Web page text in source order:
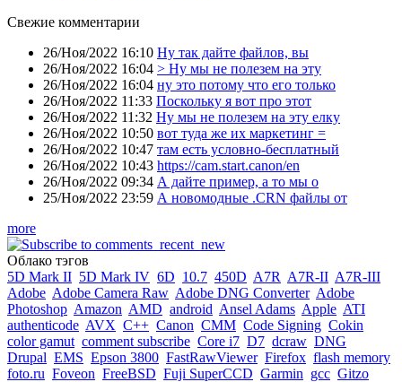
Свежие комментарии
26/Ноя/2022 16:10 Ну так дайте файлов, вы
26/Ноя/2022 16:04 > Ну мы не полезем на эту
26/Ноя/2022 16:04 ну это потому что его только
26/Ноя/2022 11:33 Поскольку я вот про этот
26/Ноя/2022 11:32 Ну мы не полезем на эту елку
26/Ноя/2022 10:50 вот туда же их маркетинг =
26/Ноя/2022 10:47 там есть условно-бесплатный
26/Ноя/2022 10:43 https://cam.start.canon/en
26/Ноя/2022 09:34 А дайте пример, а то мы о
25/Ноя/2022 23:59 А новомодные .CRN файлы от
more
Облако тэгов
5D Mark II 5D Mark IV 6D 10.7 450D A7R A7R-II A7R-III
Adobe Adobe Camera Raw Adobe DNG Converter Adobe
Photoshop Amazon AMD android Ansel Adams Apple ATI
authenticode AVX C++ Canon CMM Code Signing Cokin
color gamut comment subscribe Core i7 D7 dcraw DNG
Drupal EMS Epson 3800 FastRawViewer Firefox flash memory
foto.ru Foveon FreeBSD Fuji SuperCCD Garmin gcc Gitzo